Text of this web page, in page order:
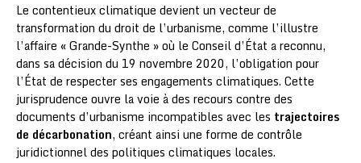
Le contentieux climatique devient un vecteur de
transformation du droit de l’urbanisme, comme l’illustre
l’affaire « Grande-Synthe » où le Conseil d’État a reconnu,
dans sa décision du 19 novembre 2020, l’obligation pour
l’État de respecter ses engagements climatiques. Cette
jurisprudence ouvre la voie à des recours contre des
documents d’urbanisme incompatibles avec les trajectoires
de décarbonation, créant ainsi une forme de contrôle
juridictionnel des politiques climatiques locales.